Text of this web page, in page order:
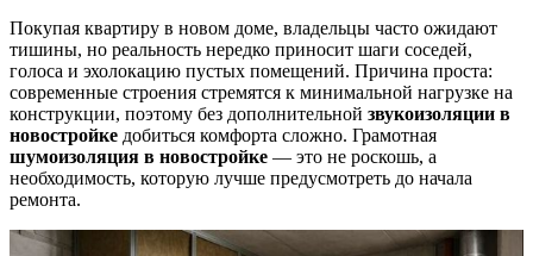
Покупая квартиру в новом доме, владельцы часто ожидают
тишины, но реальность нередко приносит шаги соседей,
голоса и эхолокацию пустых помещений. Причина проста:
современные строения стремятся к минимальной нагрузке на
конструкции, поэтому без дополнительной звукоизоляции в
новостройке добиться комфорта сложно. Грамотная
шумоизоляция в новостройке — это не роскошь, а
необходимость, которую лучше предусмотреть до начала
ремонта.